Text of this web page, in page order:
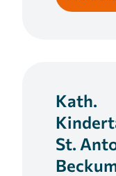
Kath.
St.
Anbieter:
Zweck:
Anzeigen von
Auswertung